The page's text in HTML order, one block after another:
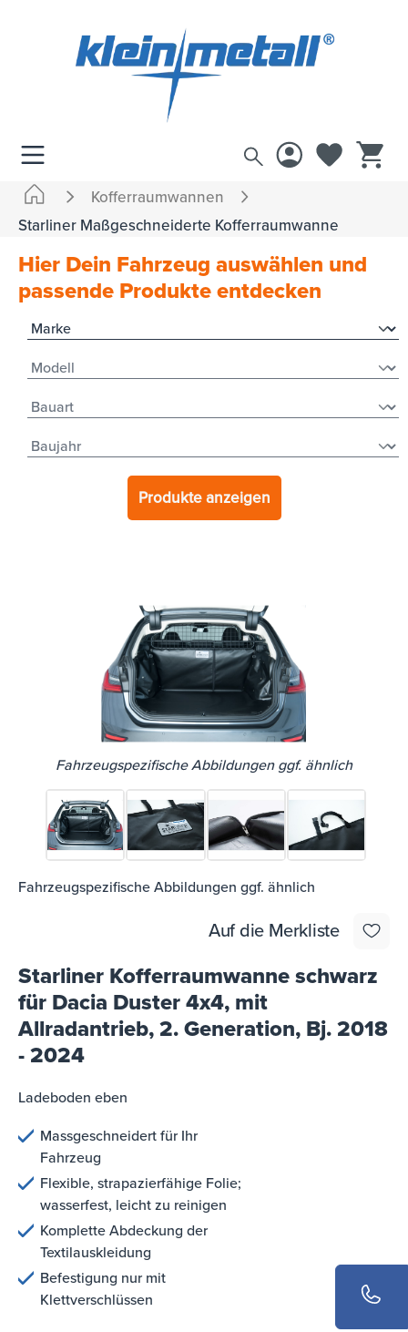
Kofferraumwannen
Starliner Maßgeschneiderte Kofferraumwanne
Hier Dein Fahrzeug auswählen und
passende Produkte entdecken
Produkte anzeigen
Fahrzeugspezifische Abbildungen ggf. ähnlich
Fahrzeugspezifische Abbildungen ggf. ähnlich
Auf die Merkliste
Starliner Kofferraumwanne schwarz
für Dacia Duster 4x4, mit
Allradantrieb, 2. Generation, Bj. 2018
- 2024
Ladeboden eben
Massgeschneidert für Ihr
Fahrzeug
Flexible, strapazierfähige Folie;
wasserfest, leicht zu reinigen
Komplette Abdeckung der
Textilauskleidung
Befestigung nur mit
Klettverschlüssen